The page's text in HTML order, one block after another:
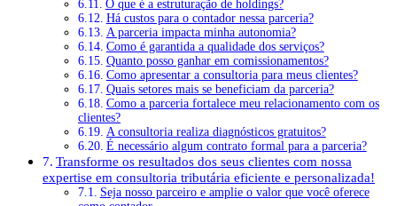
O que é a estruturação de holdings?
Há custos para o contador nessa parceria?
A parceria impacta minha autonomia?
Como é garantida a qualidade dos serviços?
Quanto posso ganhar em comissionamentos?
Como apresentar a consultoria para meus clientes?
Quais setores mais se beneficiam da parceria?
Como a parceria fortalece meu relacionamento com os
clientes?
A consultoria realiza diagnósticos gratuitos?
É necessário algum contrato formal para a parceria?
Transforme os resultados dos seus clientes com nossa
expertise em consultoria tributária eficiente e personalizada!
Seja nosso parceiro e amplie o valor que você oferece